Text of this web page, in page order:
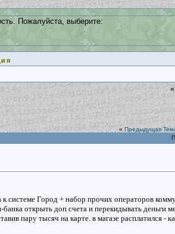
Пожалуйста, выберите:
«
« Предыдущая
системе Город + набор прочих операторов
банка открыть доп счета и перекидывать деньги
пару тысяч на карте. в магазе расплатился -